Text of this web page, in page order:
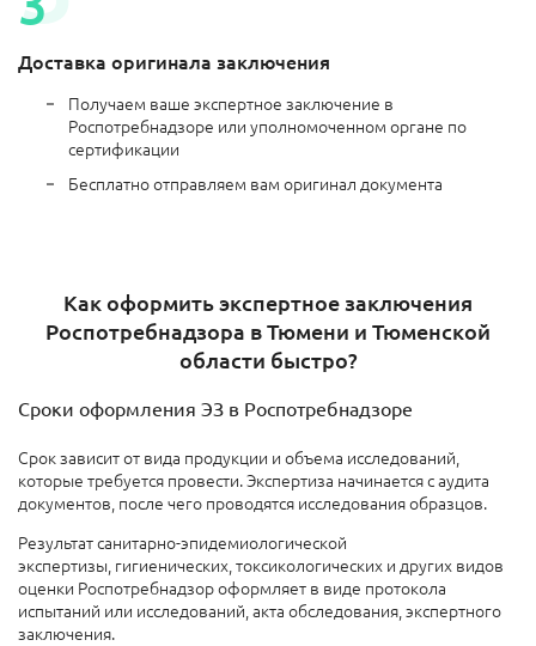
Доставка оригинала заключения
Получаем ваше экспертное заключение в
Роспотребнадзоре или уполномоченном органе по
сертификации
Бесплатно отправляем вам оригинал документа
Как оформить экспертное заключения
Роспотребнадзора в Тюмени и Тюменской
области быстро?
Сроки оформления ЭЗ в Роспотребнадзоре
Срок зависит от вида продукции и объема исследований,
которые требуется провести. Экспертиза начинается с аудита
документов, после чего проводятся исследования образцов.
Результат санитарно-эпидемиологической
экспертизы, гигиенических, токсикологических и других видов
оценки Роспотребнадзор оформляет в виде протокола
испытаний или исследований, акта обследования, экспертного
заключения.